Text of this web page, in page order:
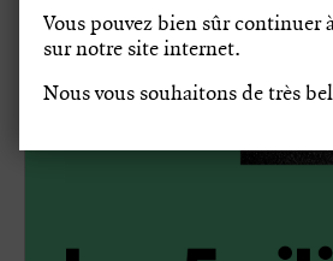
Vous pouvez bien sûr continuer
sur notre site internet.
Nous vous souhaitons de très